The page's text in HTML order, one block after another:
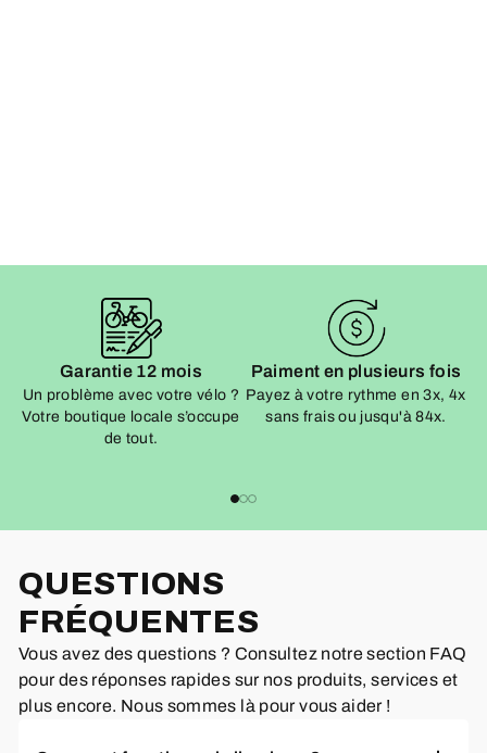
Garantie 12 mois
Un problème avec votre vélo ?
Votre boutique locale s’occupe
de tout.
Paiment en plusieurs fois
Payez à votre rythme en 3x, 4x
sans frais ou jusqu'à 84x.
QUESTIONS
FRÉQUENTES
Vous avez des questions ? Consultez notre section FAQ
pour des réponses rapides sur nos produits, services et
plus encore. Nous sommes là pour vous aider !